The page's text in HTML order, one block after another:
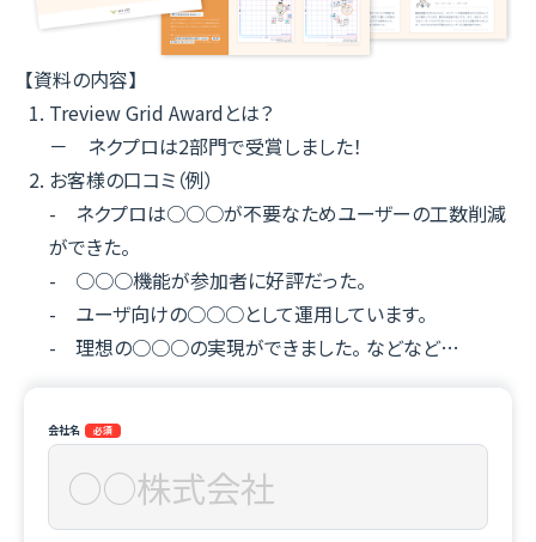
【資料の内容】
Treview Grid Awardとは？
－ ネクプロは2部門で受賞しました！
お客様の口コミ（例）
- ネクプロは○○○が不要なためユーザーの工数削減
ができた。
- ○○○機能が参加者に好評だった。
- ユーザ向けの○○○として運用しています。
- 理想の○○○の実現ができました。 などなど…
会社名